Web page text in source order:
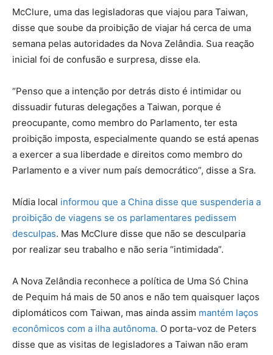
McClure, uma das legisladoras que viajou para Taiwan,
disse que soube da proibição de viajar há cerca de uma
semana pelas autoridades da Nova Zelândia. Sua reação
inicial foi de confusão e surpresa, disse ela.
“Penso que a intenção por detrás disto é intimidar ou
dissuadir futuras delegações a Taiwan, porque é
preocupante, como membro do Parlamento, ter esta
proibição imposta, especialmente quando se está apenas
a exercer a sua liberdade e direitos como membro do
Parlamento e a viver num país democrático”, disse a Sra.
Mídia local informou que a China disse que suspenderia a
proibição de viagens se os parlamentares pedissem
desculpas. Mas McClure disse que não se desculparia
por realizar seu trabalho e não seria “intimidada”.
A Nova Zelândia reconhece a política de Uma Só China
de Pequim há mais de 50 anos e não tem quaisquer laços
diplomáticos com Taiwan, mas ainda assim mantém laços
econômicos com a ilha autônoma. O porta-voz de Peters
disse que as visitas de legisladores a Taiwan não eram